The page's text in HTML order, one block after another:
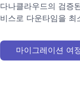
다나클라우드의 검증
비스로 다운타임을 최
마이그레이션 여